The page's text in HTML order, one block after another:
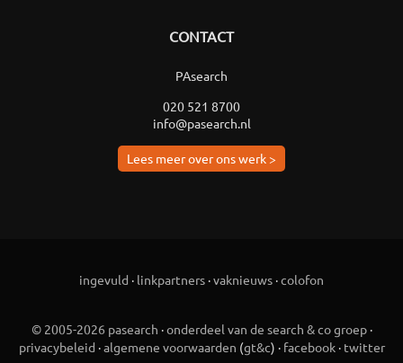
CONTACT
PAsearch
020 521 8700
info@pasearch.nl
Lees meer over ons werk >
ingevuld · linkpartners ·vaknieuws ·colofon
© 2005-2026 pasearch ·onderdeel van de search & co groep·
privacybeleid ·algemene voorwaarden (gt&c) · facebook· twitter